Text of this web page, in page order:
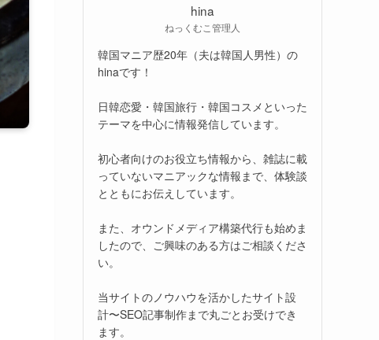
hina
ねっくむこ管理人
韓国マニア歴20年（夫は韓国人男性）の
hinaです！
日韓恋愛・韓国旅行・韓国コスメといった
テーマを中心に情報発信しています。
初心者向けのお役立ち情報から、雑誌に載
っていないマニアックな情報まで、体験談
とともにお伝えしています。
また、オウンドメディア構築代行も始めま
したので、ご興味のある方はご相談くださ
い。
当サイトのノウハウを活かしたサイト設
計〜SEO記事制作まで丸ごとお受けでき
ます。